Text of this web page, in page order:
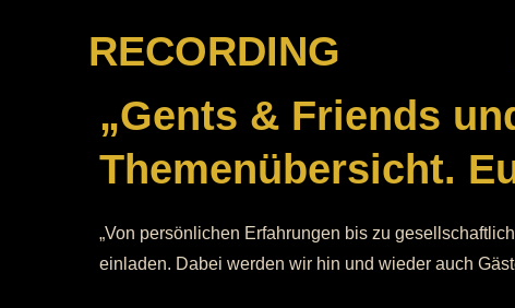
RECORDING
„Gents & Friends
Themenübersicht.
„Von persönlichen Erfahrungen bis zu
einladen. Dabei werden wir hin und wieder auch